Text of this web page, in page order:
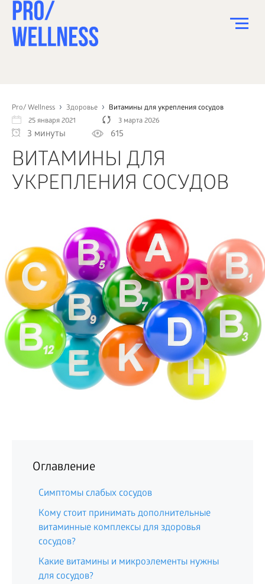
Pro/ Wellness Здоровье
Витамины для укрепления сосудов
25 января 2021
3 марта 2026
3 минуты 615
ВИТАМИНЫ ДЛЯ
УКРЕПЛЕНИЯ СОСУДОВ
Оглавление
Симптомы слабых сосудов
Кому стоит принимать дополнительные
витаминные комплексы для здоровья
сосудов?
Какие витамины и микроэлементы нужны
для сосудов?
СПОРТ
ЗДОРОВЬЕ
КРАСОТА
ПСИХОЛОГИЯ
КАК?
БИЗНЕС